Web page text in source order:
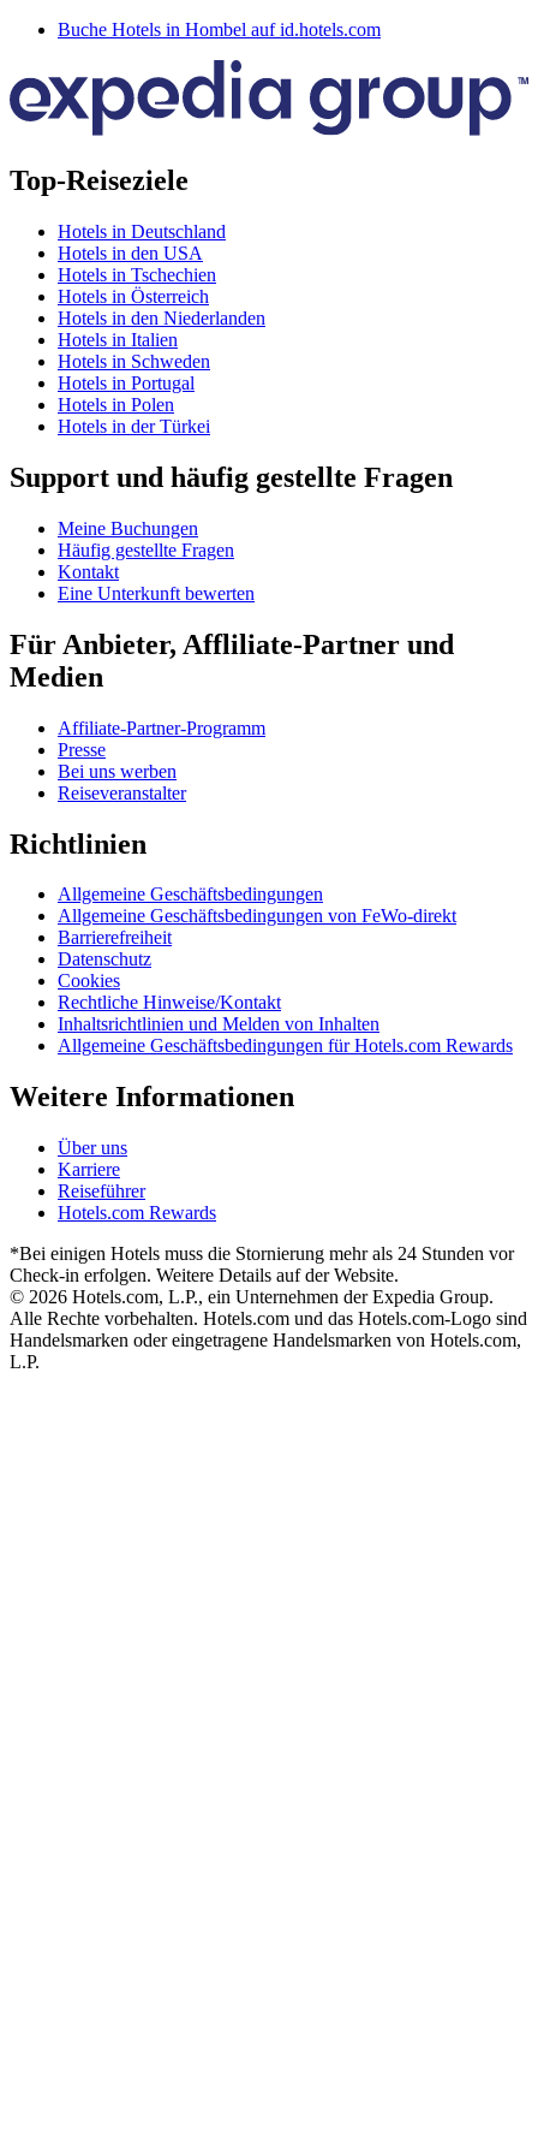
Buche Hotels in Hombel auf id.hotels.com
Top-Reiseziele
Hotels in Deutschland
Hotels in den USA
Hotels in Tschechien
Hotels in Österreich
Hotels in den Niederlanden
Hotels in Italien
Hotels in Schweden
Hotels in Portugal
Hotels in Polen
Hotels in der Türkei
Support und häufig gestellte Fragen
Meine Buchungen
Häufig gestellte Fragen
Kontakt
Eine Unterkunft bewerten
Für Anbieter, Affliliate-Partner und
Medien
Affiliate-Partner-Programm
Presse
Bei uns werben
Reiseveranstalter
Richtlinien
Allgemeine Geschäftsbedingungen
Allgemeine Geschäftsbedingungen von FeWo-direkt
Barrierefreiheit
Datenschutz
Cookies
Rechtliche Hinweise/Kontakt
Inhaltsrichtlinien und Melden von Inhalten
Allgemeine Geschäftsbedingungen für Hotels.com Rewards
Weitere Informationen
Über uns
Karriere
Reiseführer
Hotels.com Rewards
*Bei einigen Hotels muss die Stornierung mehr als 24 Stunden vor
Check-in erfolgen. Weitere Details auf der Website.
© 2026 Hotels.com, L.P., ein Unternehmen der Expedia Group.
Alle Rechte vorbehalten. Hotels.com und das Hotels.com-Logo sind
Handelsmarken oder eingetragene Handelsmarken von Hotels.com,
L.P.